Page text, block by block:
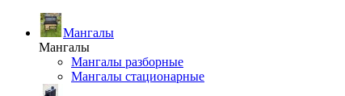
Мангалы
Мангалы
Мангалы разборные
Мангалы стационарные